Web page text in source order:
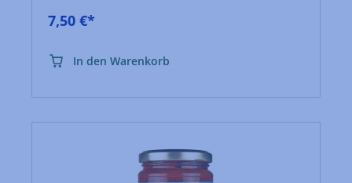
7,50 €*
In den Warenkorb